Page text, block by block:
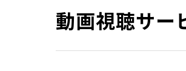
動画視聴サー